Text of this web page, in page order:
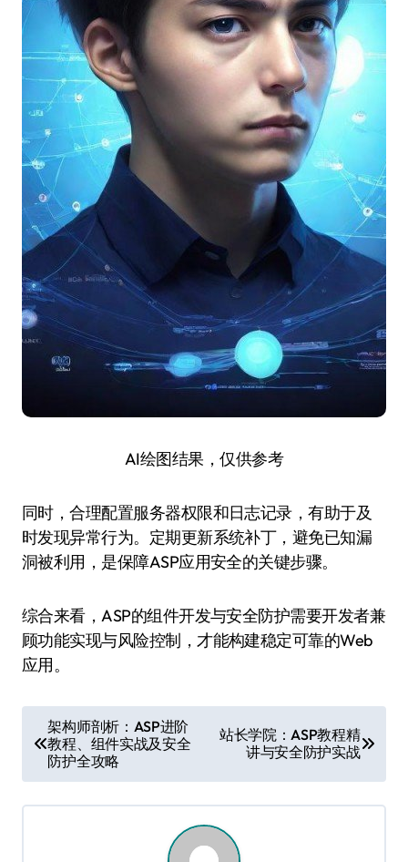
AI绘图结果，仅供参考
同时，合理配置服务器权限和日志记录，有助于及
时发现异常行为。定期更新系统补丁，避免已知漏
洞被利用，是保障ASP应用安全的关键步骤。
综合来看，ASP的组件开发与安全防护需要开发者兼
顾功能实现与风险控制，才能构建稳定可靠的Web
应用。
章
导
航
架构师剖析：ASP进阶
教程、组件实战及安全
防护全攻略
站长学院：ASP教程精
讲与安全防护实战